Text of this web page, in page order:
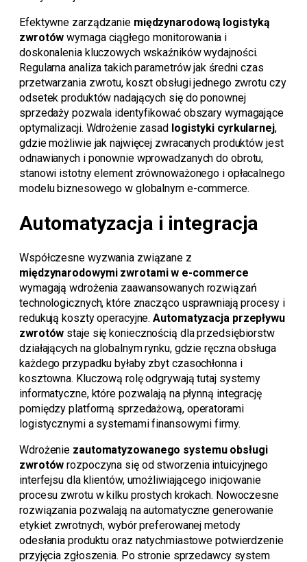
Efektywne zarządzanie międzynarodową logistyką
zwrotów wymaga ciągłego monitorowania i
doskonalenia kluczowych wskaźników wydajności.
Regularna analiza takich parametrów jak średni czas
przetwarzania zwrotu, koszt obsługi jednego zwrotu czy
odsetek produktów nadających się do ponownej
sprzedaży pozwala identyfikować obszary wymagające
optymalizacji. Wdrożenie zasad logistyki cyrkularnej,
gdzie możliwie jak najwięcej zwracanych produktów jest
odnawianych i ponownie wprowadzanych do obrotu,
stanowi istotny element zrównoważonego i opłacalnego
modelu biznesowego w globalnym e-commerce.
Automatyzacja i integracja
Współczesne wyzwania związane z
międzynarodowymi zwrotami w e-commerce
wymagają wdrożenia zaawansowanych rozwiązań
technologicznych, które znacząco usprawniają procesy i
redukują koszty operacyjne.Automatyzacja przepływu
zwrotów staje się koniecznością dla przedsiębiorstw
działających na globalnym rynku, gdzie ręczna obsługa
każdego przypadku byłaby zbyt czasochłonna i
kosztowna. Kluczową rolę odgrywają tutaj systemy
informatyczne, które pozwalają na płynną integrację
pomiędzy platformą sprzedażową, operatorami
logistycznymi a systemami finansowymi firmy.
Wdrożenie zautomatyzowanego systemu obsługi
zwrotów rozpoczyna się od stworzenia intuicyjnego
interfejsu dla klientów, umożliwiającego inicjowanie
procesu zwrotu w kilku prostych krokach. Nowoczesne
rozwiązania pozwalają na automatyczne generowanie
etykiet zwrotnych, wybór preferowanej metody
odesłania produktu oraz natychmiastowe potwierdzenie
przyjęcia zgłoszenia. Po stronie sprzedawcy system